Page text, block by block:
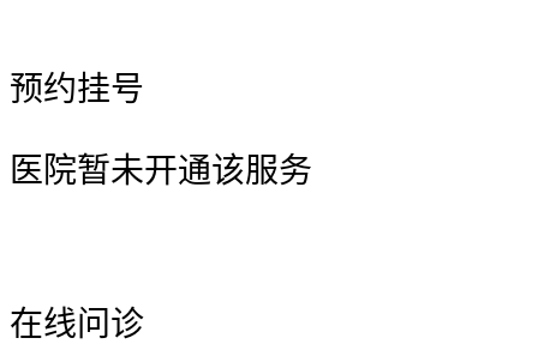
预约挂号
医院暂未开通该服务
在线问诊